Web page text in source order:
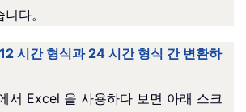
다。
시간 형식과 24 시간 형식 간 변환하
서 Excel 을 사용하다 보면 아래 스크